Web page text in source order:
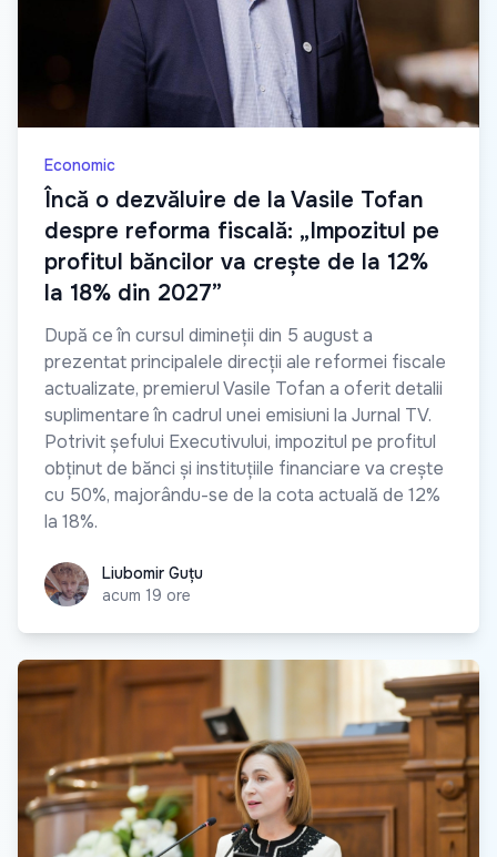
Economic
Încă o dezvăluire de la Vasile Tofan
despre reforma fiscală: „Impozitul pe
profitul băncilor va crește de la 12%
la 18% din 2027”
După ce în cursul dimineții din 5 august a
prezentat principalele direcții ale reformei fiscale
actualizate, premierul Vasile Tofan a oferit detalii
suplimentare în cadrul unei emisiuni la Jurnal TV.
Potrivit șefului Executivului, impozitul pe profitul
obținut de bănci și instituțiile financiare va crește
cu 50%, majorându-se de la cota actuală de 12%
la 18%.
Liubomir Guțu
Liubomir Guțu
acum 19 ore